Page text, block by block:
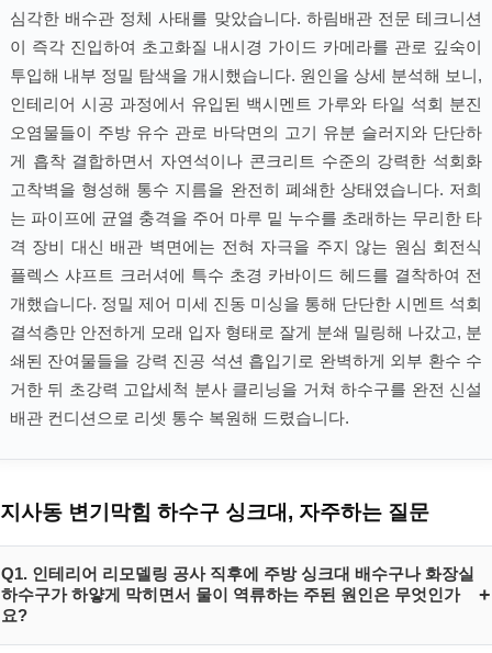
심각한 배수관 정체 사태를 맞았습니다. 하림배관 전문 테크니션
이 즉각 진입하여 초고화질 내시경 가이드 카메라를 관로 깊숙이
투입해 내부 정밀 탐색을 개시했습니다. 원인을 상세 분석해 보니,
인테리어 시공 과정에서 유입된 백시멘트 가루와 타일 석회 분진
오염물들이 주방 유수 관로 바닥면의 고기 유분 슬러지와 단단하
게 흡착 결합하면서 자연석이나 콘크리트 수준의 강력한 석회화
고착벽을 형성해 통수 지름을 완전히 폐쇄한 상태였습니다. 저희
는 파이프에 균열 충격을 주어 마루 밑 누수를 초래하는 무리한 타
격 장비 대신 배관 벽면에는 전혀 자극을 주지 않는 원심 회전식
플렉스 샤프트 크러셔에 특수 초경 카바이드 헤드를 결착하여 전
개했습니다. 정밀 제어 미세 진동 미싱을 통해 단단한 시멘트 석회
결석층만 안전하게 모래 입자 형태로 잘게 분쇄 밀링해 나갔고, 분
쇄된 잔여물들을 강력 진공 석션 흡입기로 완벽하게 외부 환수 수
거한 뒤 초강력 고압세척 분사 클리닝을 거쳐 하수구를 완전 신설
배관 컨디션으로 리셋 통수 복원해 드렸습니다.
지사동 변기막힘 하수구 싱크대, 자주하는 질문
Q1. 인테리어 리모델링 공사 직후에 주방 싱크대 배수구나 화장실
하수구가 하얗게 막히면서 물이 역류하는 주된 원인은 무엇인가
요?
+